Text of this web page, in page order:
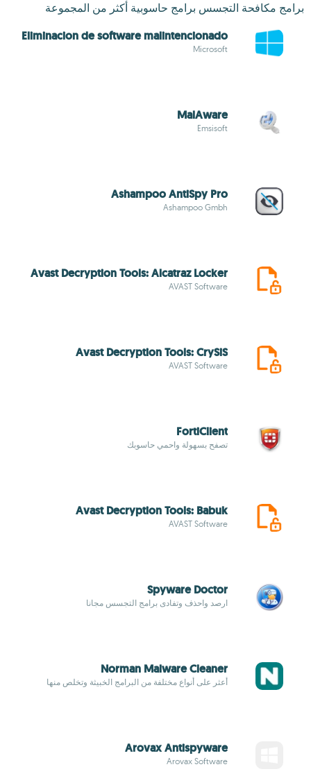
برامج مكافحة التجسس برامج حاسوبية أكثر من المجموعة
Eliminacion de software malintencionado
Microsoft
MalAware
Emsisoft
Ashampoo AntiSpy Pro
Ashampoo Gmbh
Avast Decryption Tools: Alcatraz Locker
AVAST Software
Avast Decryption Tools: CrySiS
AVAST Software
FortiClient
تصفح بسهولة واحمي حاسوبك
Avast Decryption Tools: Babuk
AVAST Software
Spyware Doctor
ارصد واحذف وتفادى برامج التجسس مجانا
Norman Malware Cleaner
أعثر على أنواع مختلفة من البرامج الخبيثة وتخلص منها
Arovax Antispyware
Arovax Software